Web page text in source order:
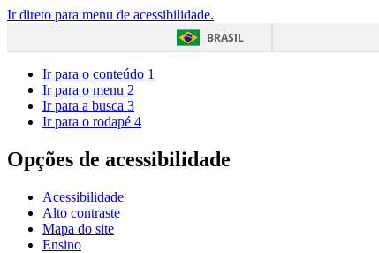
Ir direto para menu de acessibilidade.
BRASIL
Ir para o conteúdo 1
Ir para o menu 2
Ir para a busca 3
Ir para o rodapé 4
Opções de acessibilidade
Acessibilidade
Alto contraste
Mapa do site
Ensino